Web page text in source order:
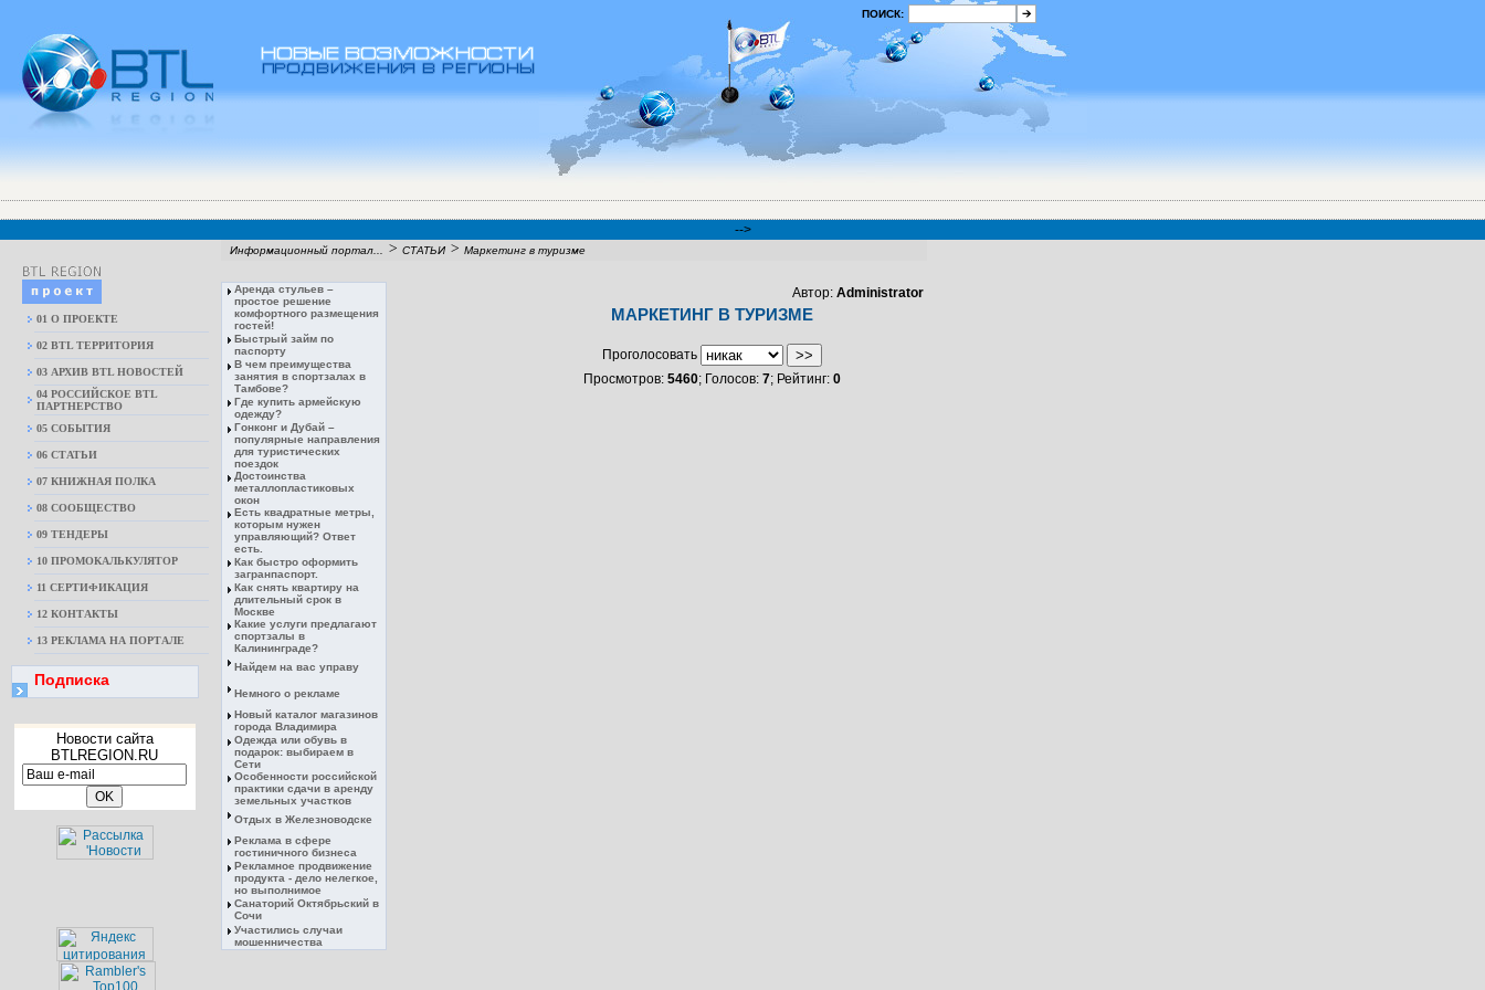
ПОИСК:
-->
Информационный портал... > СТАТЬИ > Маркетинг в туризме
01 О ПРОЕКТЕ
02 BTL ТЕРРИТОРИЯ
03 АРХИВ BTL НОВОСТЕЙ
04 РОССИЙСКОЕ BTL
ПАРТНЕРСТВО
05 СОБЫТИЯ
06 СТАТЬИ
07 КНИЖНАЯ ПОЛКА
08 CООБЩЕСТВО
09 ТЕНДЕРЫ
10 ПРОМОКАЛЬКУЛЯТОР
11 СЕРТИФИКАЦИЯ
12 КОНТАКТЫ
13 РЕКЛАМА НА ПОРТАЛЕ
Подписка
Новости сайта
BTLREGION.RU
Аренда стульев –
простое решение
комфортного размещения
гостей!
Быстрый займ по
паспорту
В чем преимущества
занятия в спортзалах в
Тамбове?
Где купить армейскую
одежду?
Гонконг и Дубай –
популярные направления
для туристических
поездок
Достоинства
металлопластиковых
окон
Есть квадратные метры,
которым нужен
управляющий? Ответ
есть.
Как быстро оформить
загранпаспорт.
Как снять квартиру на
длительный срок в
Москве
Какие услуги предлагают
спортзалы в
Калининграде?
Найдем на вас управу
Немного о рекламе
Новый каталог магазинов
города Владимира
Одежда или обувь в
подарок: выбираем в
Сети
Особенности российской
практики сдачи в аренду
земельных участков
Отдых в Железноводске
Реклама в сфере
гостиничного бизнеса
Рекламное продвижение
продукта - дело нелегкое,
но выполнимое
Санаторий Октябрьский в
Сочи
Участились случаи
мошенничества
Автор: Administrator
МАРКЕТИНГ В ТУРИЗМЕ
Проголосовать
Просмотров: 5460; Голосов: 7; Рейтинг: 0